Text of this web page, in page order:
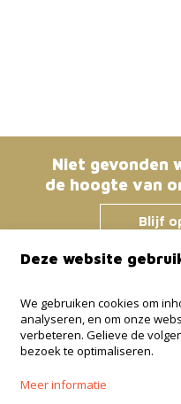
Niet gevonden
de hoogte van
Blijf
Immo Bosmans
Klokstraat 25 / 21
3600 Genk
info@immo-
Deze website
We gebruiken cookies om
analyseren, en om onze
verbeteren. Gelieve de
bezoek te optimaliseren.
Meer informatie